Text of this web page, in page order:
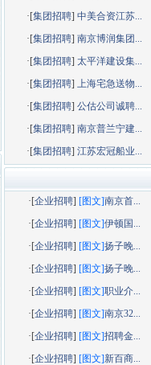
·[集团招聘]中美合资江苏...
·[集团招聘]南京博润集团...
·[集团招聘]太平洋建设集...
·[集团招聘]上海宅急送物...
·[集团招聘]公估公司诚聘...
·[集团招聘]南京普兰宁建...
·[集团招聘]江苏宏冠船业...
·[企业招聘] [图文]南京首...
·[企业招聘] [图文]伊顿国...
·[企业招聘] [图文]扬子晚...
·[企业招聘] [图文]扬子晚...
·[企业招聘] [图文]职业介...
·[企业招聘] [图文]南京32...
·[企业招聘] [图文]招聘金...
·[企业招聘] [图文]新百商...